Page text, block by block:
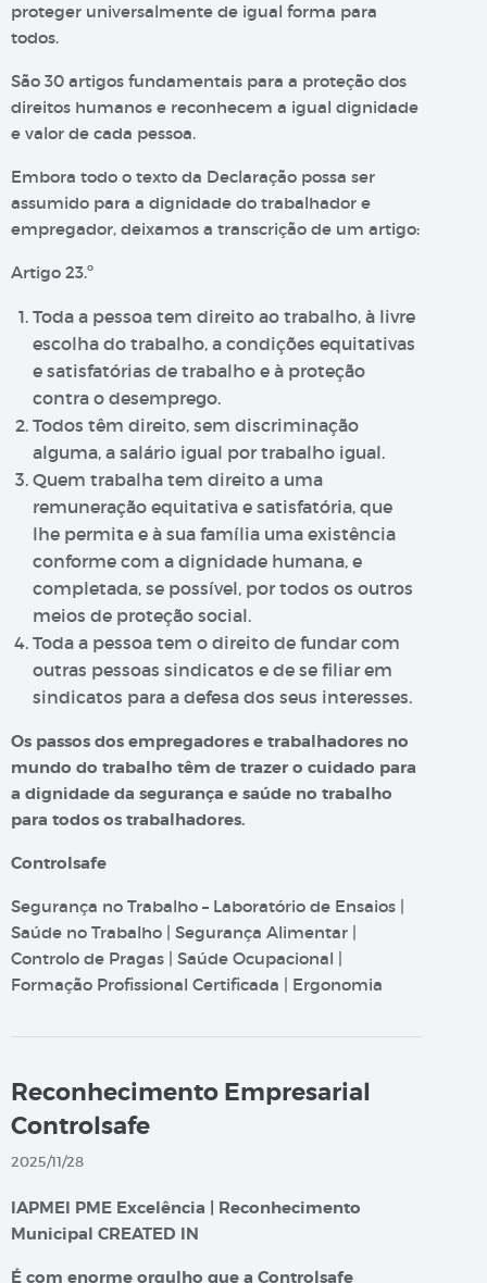
proteger universalmente de igual forma para
todos.
São 30 artigos fundamentais para a proteção dos
direitos humanos e reconhecem a igual dignidade
e valor de cada pessoa.
Embora todo o texto da Declaração possa ser
assumido para a dignidade do trabalhador e
empregador, deixamos a transcrição de um artigo:
Artigo 23.º
Toda a pessoa tem direito ao trabalho, à livre
escolha do trabalho, a condições equitativas
e satisfatórias de trabalho e à proteção
contra o desemprego.
Todos têm direito, sem discriminação
alguma, a salário igual por trabalho igual.
Quem trabalha tem direito a uma
remuneração equitativa e satisfatória, que
lhe permita e à sua família uma existência
conforme com a dignidade humana, e
completada, se possível, por todos os outros
meios de proteção social.
Toda a pessoa tem o direito de fundar com
outras pessoas sindicatos e de se filiar em
sindicatos para a defesa dos seus interesses.
Os passos dos empregadores e trabalhadores no
mundo do trabalho têm de trazer o cuidado para
a dignidade da segurança e saúde no trabalho
para todos os trabalhadores.
Controlsafe
Segurança no Trabalho – Laboratório de Ensaios |
Saúde no Trabalho | Segurança Alimentar |
Controlo de Pragas | Saúde Ocupacional |
Formação Profissional Certificada | Ergonomia
Reconhecimento Empresarial
Controlsafe
2025/11/28
IAPMEI PME Excelência | Reconhecimento
Municipal CREATED IN
É com enorme orgulho que a Controlsafe